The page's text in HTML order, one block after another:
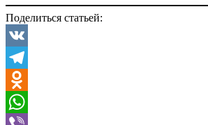
Поделиться статьей:
VK
Telegram
Odnoklassniki